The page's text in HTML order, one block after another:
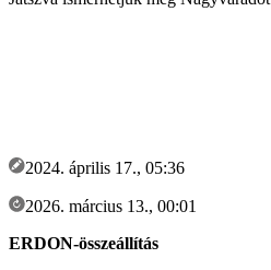
2024. április 17., 05:36
2026. március 13., 00:01
ERDON-összeállítás